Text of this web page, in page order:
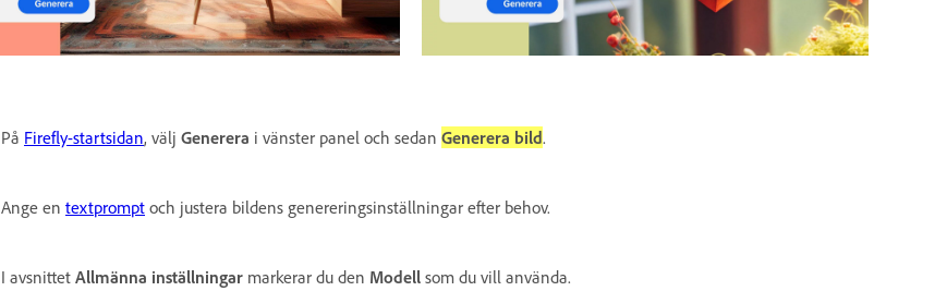
På Firefly-startsidan, välj Generera i vänster panel och sedan Generera bild.
Ange en textprompt och justera bildens genereringsinställningar efter behov.
I avsnittet Allmänna inställningar markerar du den Modell som du vill använda.